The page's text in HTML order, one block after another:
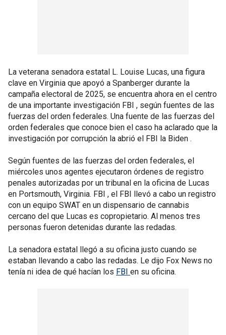
La veterana senadora estatal L. Louise Lucas, una figura
clave en Virginia que apoyó a Spanberger durante la
campaña electoral de 2025, se encuentra ahora en el centro
de una importante investigación FBI , según fuentes de las
fuerzas del orden federales. Una fuente de las fuerzas del
orden federales que conoce bien el caso ha aclarado que la
investigación por corrupción la abrió el FBI la Biden .
Según fuentes de las fuerzas del orden federales, el
miércoles unos agentes ejecutaron órdenes de registro
penales autorizadas por un tribunal en la oficina de Lucas
en Portsmouth, Virginia. FBI , el FBI llevó a cabo un registro
con un equipo SWAT en un dispensario de cannabis
cercano del que Lucas es copropietario. Al menos tres
personas fueron detenidas durante las redadas.
La senadora estatal llegó a su oficina justo cuando se
estaban llevando a cabo las redadas. Le dijo Fox News no
tenía ni idea de qué hacían los FBI en su oficina.